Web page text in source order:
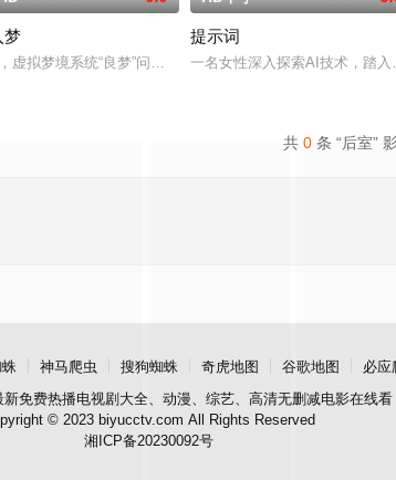
的银杏树静静矗立，见证着三个时代中人与自
梦
虚拟梦境系统“良梦”问世，人们可以在自己定制的梦境中随时“
提示词
一名女性深入探索AI技术，踏入
共 0 条 “后室”
神马爬虫 搜狗蜘蛛 奇虎地图 谷歌地图
必应
新免费热播电视剧大全、动漫、综艺、高清无删减电影在线看
© 2023 biyucctv.com All Rights Reserved
湘ICP备20230092号